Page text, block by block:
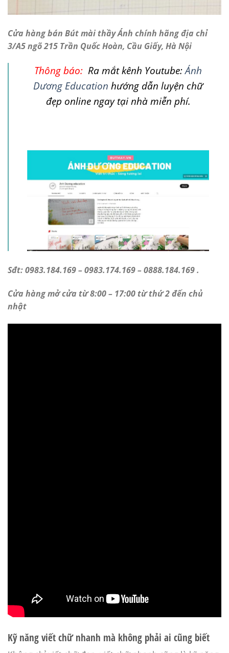
Cửa hàng bán Bút mài thầy Ánh chính hãng địa chỉ
3/A5 ngõ 215 Trần Quốc Hoàn, Cầu Giấy, Hà Nội
Thông báo: Ra mắt kênh Youtube:Ánh
Dương Education hướng dẫn luyện chữ
đẹp online ngay tại nhà miễn phí.
Sđt: 0983.184.169 – 0983.174.169 – 0888.184.169 .
Cửa hàng mở cửa từ 8:00 – 17:00 từ thứ 2 đến chủ
nhật
Kỹ năng viết chữ nhanh mà không phải ai cũng biết